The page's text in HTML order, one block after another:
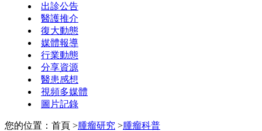
出診公告
醫護推介
復大動態
媒體報導
行業動態
分享資源
醫患感想
視頻多媒體
圖片記錄
您的位置：首頁 >腫瘤研究 >腫瘤科普